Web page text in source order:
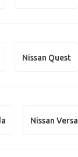
Nissan Quest
Nissan Versa